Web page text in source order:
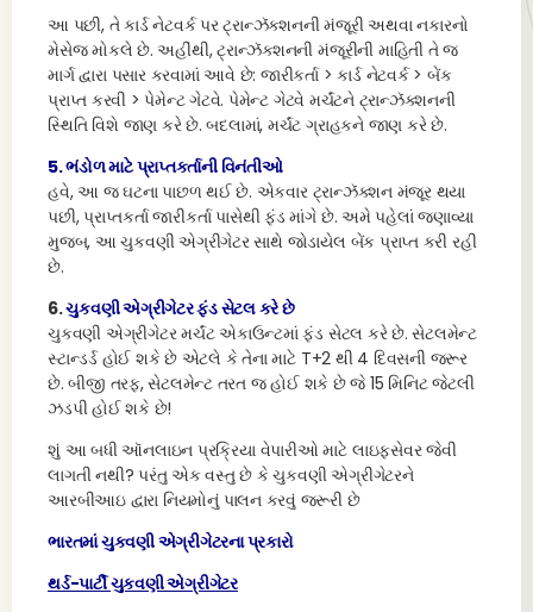
આ પછી, તે કાર્ડ નેટવર્ક પર ટ્રાન્ઝૅક્શનની મંજૂરી અથવા નકારનો
મેસેજ મોકલે છે. અહીંથી, ટ્રાન્ઝૅક્શનની મંજૂરીની માહિતી તે જ
માર્ગ દ્વારા પસાર કરવામાં આવે છે: જારીકર્તા > કાર્ડ નેટવર્ક > બેંક
પ્રાપ્ત કરવી > પેમેન્ટ ગેટવે. પેમેન્ટ ગેટવે મર્ચંટને ટ્રાન્ઝૅક્શનની
સ્થિતિ વિશે જાણ કરે છે. બદલામાં, મર્ચંટ ગ્રાહકને જાણ કરે છે.
5. ભંડોળ માટે પ્રાપ્તકર્તાની વિનંતીઓ
હવે, આ જ ઘટના પાછળ થઈ છે. એકવાર ટ્રાન્ઝૅક્શન મંજૂર થયા
પછી, પ્રાપ્તકર્તા જારીકર્તા પાસેથી ફંડ માંગે છે. અમે પહેલાં જણાવ્યા
મુજબ, આ ચુકવણી એગ્રીગેટર સાથે જોડાયેલ બેંક પ્રાપ્ત કરી રહી
છે.
6.ચુકવણી એગ્રીગેટર ફંડ સેટલ કરે છે
ચુકવણી એગ્રીગેટર મર્ચંટ એકાઉન્ટમાં ફંડ સેટલ કરે છે. સેટલમેન્ટ
સ્ટાન્ડર્ડ હોઈ શકે છે એટલે કે તેના માટે T+2 થી 4 દિવસની જરૂર
છે. બીજી તરફ, સેટલમેન્ટ તરત જ હોઈ શકે છે જે 15 મિનિટ જેટલી
ઝડપી હોઈ શકે છે!
શું આ બધી ઑનલાઇન પ્રક્રિયા વેપારીઓ માટે લાઇફસેવર જેવી
લાગતી નથી? પરંતુ એક વસ્તુ છે કે ચુકવણી એગ્રીગેટરને
આરબીઆઇ દ્વારા નિયમોનું પાલન કરવું જરૂરી છે
ભારતમાં ચુકવણી એગ્રીગેટરના પ્રકારો
થર્ડ-પાર્ટી ચુકવણી એગ્રીગેટર